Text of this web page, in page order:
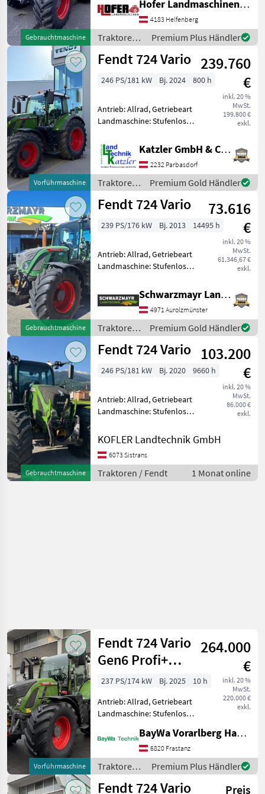
Gebrauchtmaschine
Zapfwellendrehzahl:
540/540E/1000/1000E,
Höchstgeschwindigkeit in
km/h: 50 km/h, Aufla
Hofer Landmaschinen Handels GmbH.
4183 Helfenberg
Traktoren /
Fendt
Premium Plus Händler
Vorführmaschine
Fendt 724 Vario 239.760
€
inkl. 20 %
MwSt.
199.800 €
exkl.
246 PS/181 kW Bj. 2024 800 h
Antrieb: Allrad, Getriebeart
Landmaschine: Stufenloses
Zapfwellendrehzahl:
540/540E/1000/1000E,
Höchstgeschwindigkeit in
km/h: 50 km/h, Aufla
Katzler GmbH & Co.KG.
2232 Parbasdorf
Traktoren
/ Fendt
Premium Gold Händler
Gebrauchtmaschine
Fendt 724 Vario
73.616
€
inkl. 20 %
MwSt.
61.346,67 €
exkl.
239 PS/176 kW Bj. 2013 14495 h
Antrieb: Allrad, Getriebeart
Landmaschine: Stufenloses
Zapfwellendrehzahl:
540/540E/1000,
Höchstgeschwindigkeit in
km/h: 50 km/h, Aufladung:
Schwarzmayr Landtechnik GmbH - Aurolzmünster
4971 Aurolzmünster
Traktoren
/ Fendt
Premium Gold Händler
Gebrauchtmaschine
Fendt 724 Vario 103.200
€
inkl. 20 %
MwSt.
86.000 €
exkl.
246 PS/181 kW Bj. 2020 9660 h
Antrieb: Allrad, Getriebeart
Landmaschine: Stufenloses
Zapfwellendrehzahl:
540/540E/1000/1000E,
Höchstgeschwindigkeit in
km/h: 50 km/h, Aufla
KOFLER Landtechnik GmbH
6073 Sistrans
Traktoren / Fendt 1 Monat online
Vorführmaschine
Fendt 724 Vario
Gen6 Profi+
Setting2
264.000
€
inkl. 20 %
MwSt.
220.000 €
exkl.
237 PS/174 kW Bj. 2025
10 h
Antrieb: Allrad, Getriebeart
Landmaschine: Stufenloses
Zapfwellendrehzahl:
540/540E/1000/1000E,
Höchstgeschwindigkeit in
km/h: 50 km/h, Aufla
BayWa Vorarlberg HandelsGmbH BayWa Technik
6820 Frastanz
Traktoren /
Fendt
Premium Plus Händler
Fendt 724 Vario Preis